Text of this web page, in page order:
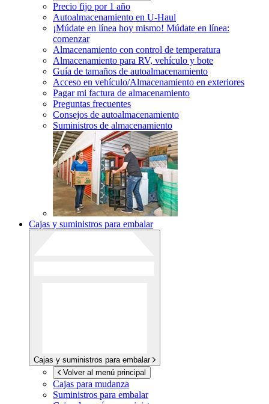
Precio fijo por 1 año
Autoalmacenamiento en U-Haul
¡Múdate en línea hoy mismo! Múdate en línea:
comenzar
Almacenamiento con control de temperatura
Almacenamiento para RV, vehículo y bote
Guía de tamaños de autoalmacenamiento
Acceso en vehículo/Almacenamiento en exteriores
Pagar mi factura de almacenamiento
Preguntas frecuentes
Consejos de autoalmacenamiento
Suministros de almacenamiento
Cajas y suministros para embalar
Cajas y suministros para embalar
Volver al menú principal
Cajas para mudanza
Suministros para embalar